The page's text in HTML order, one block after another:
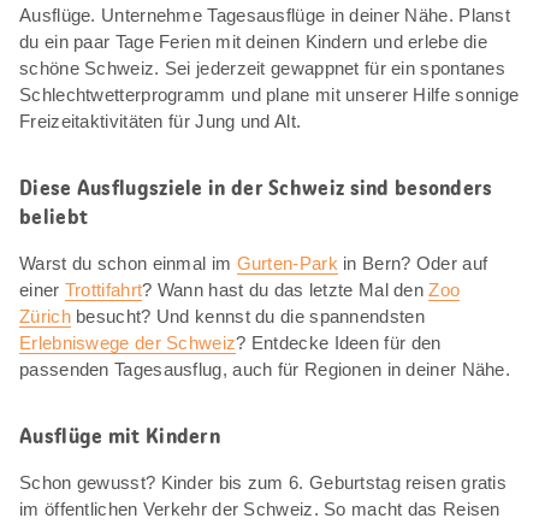
Ausflüge. Unternehme Tagesausflüge in deiner Nähe. Planst
du ein paar Tage Ferien mit deinen Kindern und erlebe die
schöne Schweiz. Sei jederzeit gewappnet für ein spontanes
Schlechtwetterprogramm und plane mit unserer Hilfe sonnige
Freizeitaktivitäten für Jung und Alt.
Diese Ausflugsziele in der Schweiz sind besonders
beliebt
Warst du schon einmal im Gurten-Park in Bern? Oder auf
einer Trottifahrt? Wann hast du das letzte Mal denZoo
Zürichbesucht? Und kennst du die spannendsten
Erlebniswege der Schweiz? Entdecke Ideen für den
passenden Tagesausflug, auch für Regionen in deiner Nähe.
Ausflüge mit Kindern
Schon gewusst? Kinder bis zum 6. Geburtstag reisen gratis
im öffentlichen Verkehr der Schweiz. So macht das Reisen